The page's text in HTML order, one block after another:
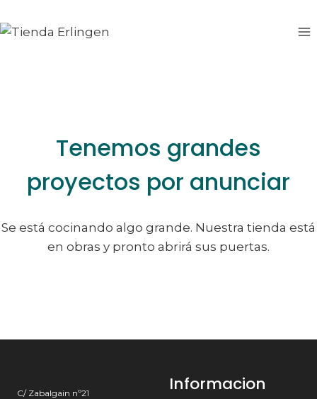
al
al
Tenemos grandes
proyectos por anunciar
Se está cocinando algo grande. Nuestra tienda está
en obras y pronto abrirá sus puertas.
C/ Zabalgain nº21
Informacion